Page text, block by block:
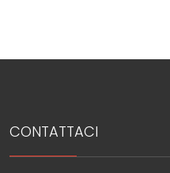
CONTATTACI